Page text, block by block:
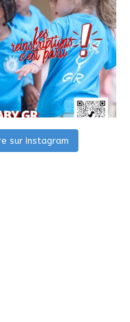
sur Instagram